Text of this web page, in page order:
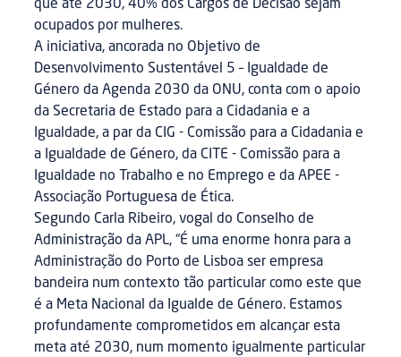
que até 2030, 40% dos Cargos de Decisão sejam
ocupados por mulheres.
A iniciativa, ancorada no Objetivo de
Desenvolvimento Sustentável 5 – Igualdade de
Género da Agenda 2030 da ONU, conta com o apoio
da Secretaria de Estado para a Cidadania e a
Igualdade, a par da CIG - Comissão para a Cidadania e
a Igualdade de Género, da CITE - Comissão para a
Igualdade no Trabalho e no Emprego e da APEE -
Associação Portuguesa de Ética.
Segundo Carla Ribeiro, vogal do Conselho de
Administração da APL, “É uma enorme honra para a
Administração do Porto de Lisboa ser empresa
bandeira num contexto tão particular como este que
é a Meta Nacional da Igualde de Género. Estamos
profundamente comprometidos em alcançar esta
meta até 2030, num momento igualmente particular